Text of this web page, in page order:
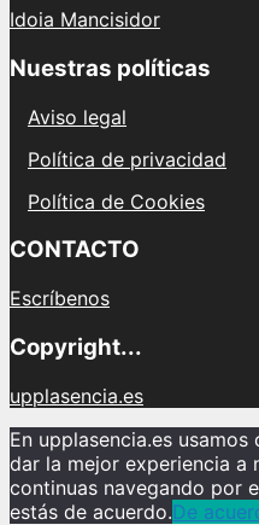
Idoia Mancisidor
Nuestras políticas
Aviso legal
Política de privacidad
Política de Cookies
CONTACTO
Escríbenos
Copyright...
upplasencia.es
En upplasencia.es
dar la mejor experiencia a
continuas navegando por
estás de acuerdo.De